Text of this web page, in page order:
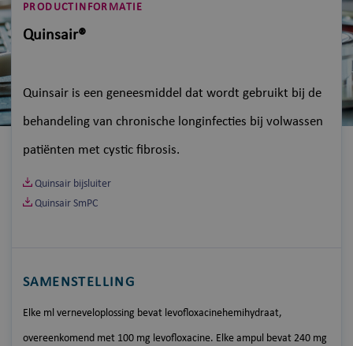
PRODUCTINFORMATIE
Quinsair®
Quinsair is een geneesmiddel dat wordt gebruikt bij de
behandeling van chronische longinfecties bij volwassen
patiënten met cystic fibrosis.
Quinsair bijsluiter
Quinsair SmPC
SAMENSTELLING
Elke ml verneveloplossing bevat levofloxacinehemihydraat,
overeenkomend met 100 mg levofloxacine. Elke ampul bevat 240 mg